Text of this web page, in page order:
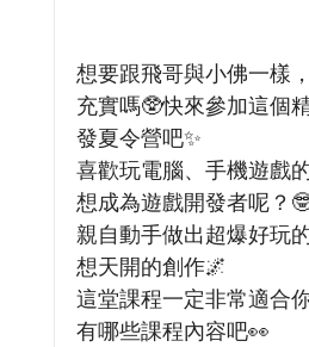
想要跟飛哥與小佛一樣
充實嗎🥸快來參加這個
發夏令營吧✨
喜歡玩電腦、手機遊戲
想成為遊戲開發者呢？
親自動手做出超爆好玩
想天開的創作🌌
這堂課程一定非常適合
有哪些課程內容吧👀